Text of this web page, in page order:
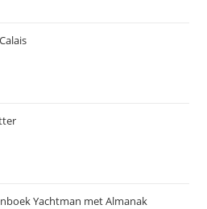
Yachtman met Almanak